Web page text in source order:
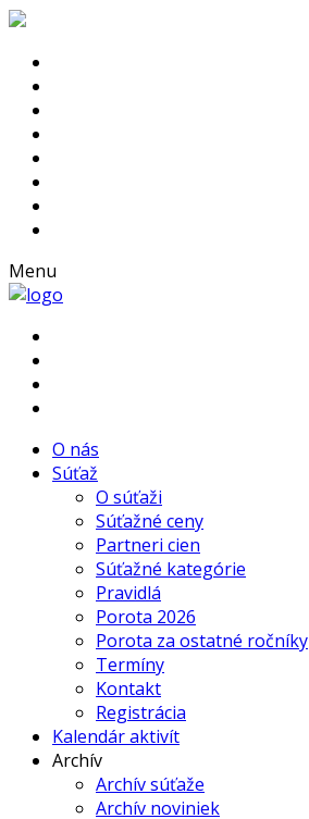
Menu
O nás
Súťaž
O súťaži
Súťažné ceny
Partneri cien
Súťažné kategórie
Pravidlá
Porota 2026
Porota za ostatné ročníky
Termíny
Kontakt
Registrácia
Kalendár aktivít
Archív
Archív súťaže
Archív noviniek